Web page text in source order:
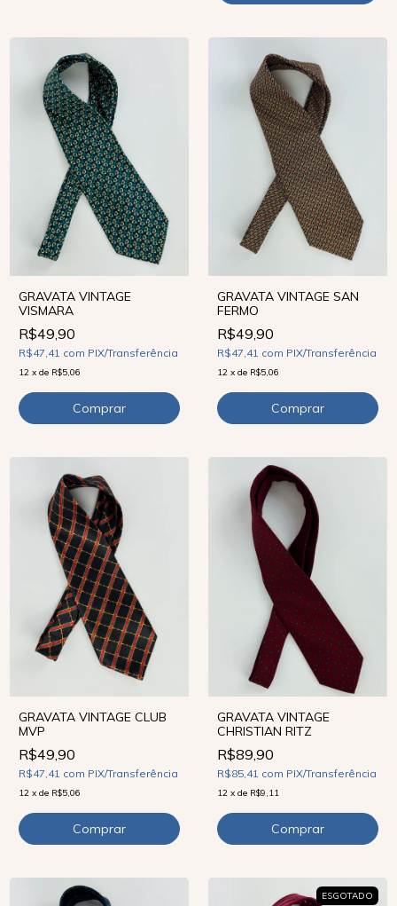
GRAVATA VINTAGE
VISMARA
R$49,90
R$47,41 com PIX/Transferência
12 x de R$5,06
GRAVATA VINTAGE SAN
FERMO
R$49,90
R$47,41 com PIX/Transferência
12 x de R$5,06
GRAVATA VINTAGE CLUB
MVP
R$49,90
R$47,41 com PIX/Transferência
12 x de R$5,06
GRAVATA VINTAGE
CHRISTIAN RITZ
R$89,90
R$85,41 com PIX/Transferência
12 x de R$9,11
ESGOTADO